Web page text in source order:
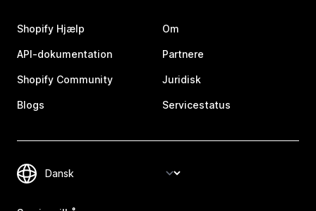
Shopify Hjælp
API-dokumentation
Shopify Community
Blogs
Om
Partnere
Juridisk
Servicestatus